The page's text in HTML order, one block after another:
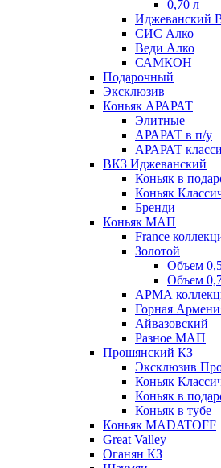
0,70 л
Иджеванский
СИС Алко
Веди Алко
САМКОН
Подарочный
Эксклюзив
Коньяк АРАРАТ
Элитные
АРАРАТ в п/у
АРАРАТ
ВКЗ Иджеванский
Коньяк в
Коньяк
Бренди
Коньяк МАП
France
Золотой
Объем
Объем
АРМА
Горная
Айвазовский
Разное МАП
Прошянский КЗ
Эксклюзив
Коньяк
Коньяк в
Коньяк в тубе
Коньяк MADATOFF
Great Valley
Оганян КЗ